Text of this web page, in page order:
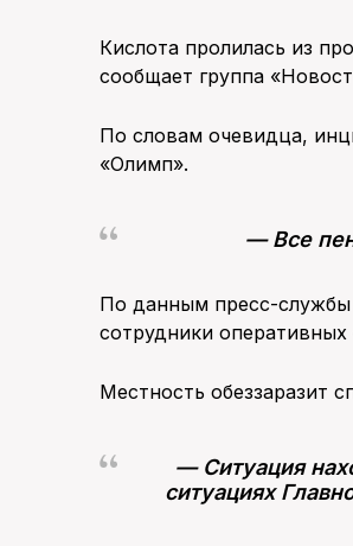
Кислота пролилась из
сообщает группа
По словам очевидца,
«Олимп».
— Все
По данным пресс-службы
сотрудники
Местность обеззаразит
— Ситуация
ситуациях